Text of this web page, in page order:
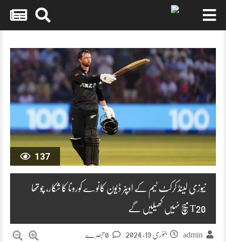
content
137
نیوزی لینڈ کرکٹ ٹیم کے اوپنر ڈیون کانوے کورونا کا شکار، چوتھا
T20 میچ نہیں کھیلیں گے
admin جنوری 19, 2024